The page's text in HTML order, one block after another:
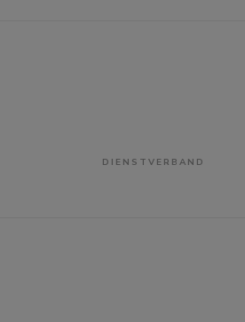
DIENSTVERBAND